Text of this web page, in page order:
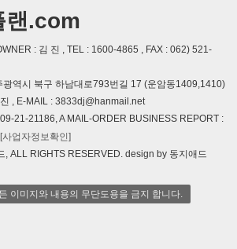
랜.com
: 김 진 , TEL : 1600-4865 , FAX : 062) 521-
역시 북구 하남대로793번길 17 (운암동1409,1410)
, E-MAIL : 3833dj@hanmail.net
21-21186, A MAIL-ORDER BUSINESS REPORT :
[사업자정보확인]
, ALL RIGHTS RESERVED. design by 동지애드
이미지와 내용의 무단도용을 금지 합니다.